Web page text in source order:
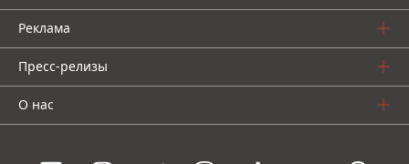
Реклама
Пресс-релизы
О нас